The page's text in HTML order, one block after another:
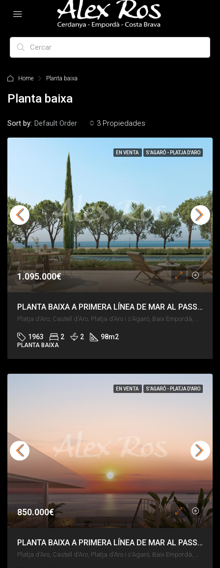
Home Planta baixa
Planta baixa
3 Propiedades
Sort by: Default Order
EN VENTA S'AGARÓ - PLATJA D'ARO
1.095.000€
PLANTA BAIXA A PRIMERA LÍNEA DE MAR AL PASSEIG MARÍTIM DE PLATJA D’ARO
1963 2 2 98m2
PLANTA BAIXA
EN VENTA S'AGARÓ - PLATJA D'ARO
850.000€
PLANTA BAIXA A PRIMERA LÍNEA DE MAR AL PASSEIG MARÍTIM DE PLATJA D’ARO
Platja d'Aro, Castell d'Aro, Platja d'Aro i s'Agaró, Baix Empordà, Girona, Catalunya, 17248, España